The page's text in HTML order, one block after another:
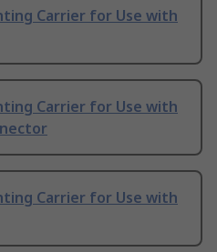
Carrier for Use with
Carrier for Use with
Carrier for Use with